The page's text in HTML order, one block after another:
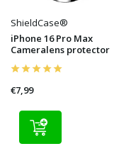
ShieldCase®
iPhone 16 Pro Max
Cameralens protector
€7,99